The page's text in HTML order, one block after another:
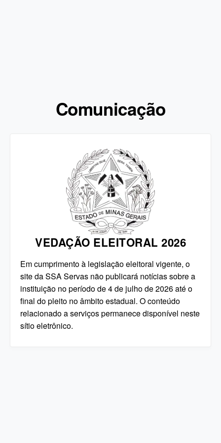
Comunicação
VEDAÇÃO ELEITORAL 2026
Em cumprimento à legislação eleitoral vigente, o
site da SSA Servas não publicará notícias sobre a
instituição no período de 4 de julho de 2026 até o
final do pleito no âmbito estadual. O conteúdo
relacionado a serviços permanece disponível neste
sítio eletrônico.